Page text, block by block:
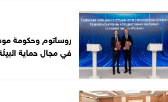
روساتوم وحكومة
في مجال حماية